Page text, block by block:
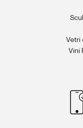
Vetri
Vini